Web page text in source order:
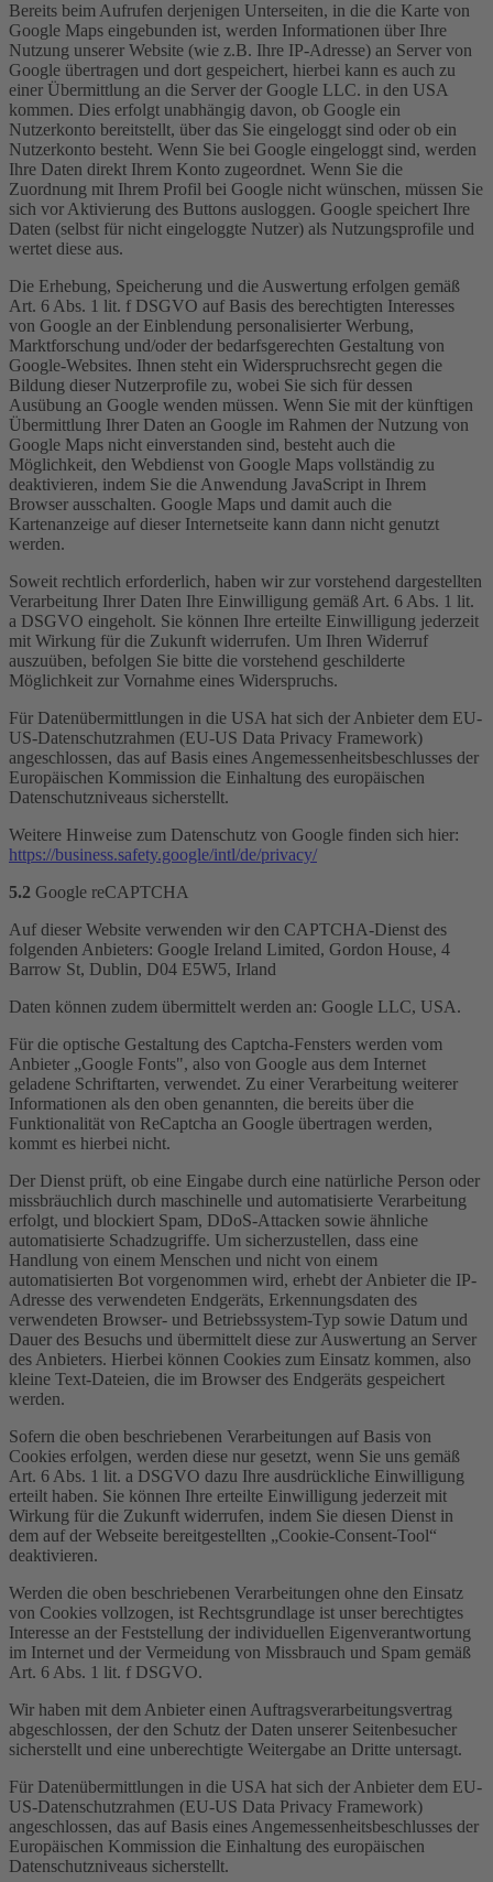
Bereits beim Aufrufen derjenigen Unterseiten, in die die Karte von
Google Maps eingebunden ist, werden Informationen über Ihre
Nutzung unserer Website (wie z.B. Ihre IP-Adresse) an Server von
Google übertragen und dort gespeichert, hierbei kann es auch zu
einer Übermittlung an die Server der Google LLC. in den USA
kommen. Dies erfolgt unabhängig davon, ob Google ein
Nutzerkonto bereitstellt, über das Sie eingeloggt sind oder ob ein
Nutzerkonto besteht. Wenn Sie bei Google eingeloggt sind, werden
Ihre Daten direkt Ihrem Konto zugeordnet. Wenn Sie die
Zuordnung mit Ihrem Profil bei Google nicht wünschen, müssen Sie
sich vor Aktivierung des Buttons ausloggen. Google speichert Ihre
Daten (selbst für nicht eingeloggte Nutzer) als Nutzungsprofile und
wertet diese aus.
Die Erhebung, Speicherung und die Auswertung erfolgen gemäß
Art. 6 Abs. 1 lit. f DSGVO auf Basis des berechtigten Interesses
von Google an der Einblendung personalisierter Werbung,
Marktforschung und/oder der bedarfsgerechten Gestaltung von
Google-Websites. Ihnen steht ein Widerspruchsrecht gegen die
Bildung dieser Nutzerprofile zu, wobei Sie sich für dessen
Ausübung an Google wenden müssen. Wenn Sie mit der künftigen
Übermittlung Ihrer Daten an Google im Rahmen der Nutzung von
Google Maps nicht einverstanden sind, besteht auch die
Möglichkeit, den Webdienst von Google Maps vollständig zu
deaktivieren, indem Sie die Anwendung JavaScript in Ihrem
Browser ausschalten. Google Maps und damit auch die
Kartenanzeige auf dieser Internetseite kann dann nicht genutzt
werden.
Soweit rechtlich erforderlich, haben wir zur vorstehend dargestellten
Verarbeitung Ihrer Daten Ihre Einwilligung gemäß Art. 6 Abs. 1 lit.
a DSGVO eingeholt. Sie können Ihre erteilte Einwilligung jederzeit
mit Wirkung für die Zukunft widerrufen. Um Ihren Widerruf
auszuüben, befolgen Sie bitte die vorstehend geschilderte
Möglichkeit zur Vornahme eines Widerspruchs.
Für Datenübermittlungen in die USA hat sich der Anbieter dem EU-
US-Datenschutzrahmen (EU-US Data Privacy Framework)
angeschlossen, das auf Basis eines Angemessenheitsbeschlusses der
Europäischen Kommission die Einhaltung des europäischen
Datenschutzniveaus sicherstellt.
Weitere Hinweise zum Datenschutz von Google finden sich hier:
https://business.safety.google/intl/de/privacy/
5.2 Google reCAPTCHA
Auf dieser Website verwenden wir den CAPTCHA-Dienst des
folgenden Anbieters: Google Ireland Limited, Gordon House, 4
Barrow St, Dublin, D04 E5W5, Irland
Daten können zudem übermittelt werden an: Google LLC, USA.
Für die optische Gestaltung des Captcha-Fensters werden vom
Anbieter „Google Fonts", also von Google aus dem Internet
geladene Schriftarten, verwendet. Zu einer Verarbeitung weiterer
Informationen als den oben genannten, die bereits über die
Funktionalität von ReCaptcha an Google übertragen werden,
kommt es hierbei nicht.
Der Dienst prüft, ob eine Eingabe durch eine natürliche Person oder
missbräuchlich durch maschinelle und automatisierte Verarbeitung
erfolgt, und blockiert Spam, DDoS-Attacken sowie ähnliche
automatisierte Schadzugriffe. Um sicherzustellen, dass eine
Handlung von einem Menschen und nicht von einem
automatisierten Bot vorgenommen wird, erhebt der Anbieter die IP-
Adresse des verwendeten Endgeräts, Erkennungsdaten des
verwendeten Browser- und Betriebssystem-Typ sowie Datum und
Dauer des Besuchs und übermittelt diese zur Auswertung an Server
des Anbieters. Hierbei können Cookies zum Einsatz kommen, also
kleine Text-Dateien, die im Browser des Endgeräts gespeichert
werden.
Sofern die oben beschriebenen Verarbeitungen auf Basis von
Cookies erfolgen, werden diese nur gesetzt, wenn Sie uns gemäß
Art. 6 Abs. 1 lit. a DSGVO dazu Ihre ausdrückliche Einwilligung
erteilt haben. Sie können Ihre erteilte Einwilligung jederzeit mit
Wirkung für die Zukunft widerrufen, indem Sie diesen Dienst in
dem auf der Webseite bereitgestellten „Cookie-Consent-Tool“
deaktivieren.
Werden die oben beschriebenen Verarbeitungen ohne den Einsatz
von Cookies vollzogen, ist Rechtsgrundlage ist unser berechtigtes
Interesse an der Feststellung der individuellen Eigenverantwortung
im Internet und der Vermeidung von Missbrauch und Spam gemäß
Art. 6 Abs. 1 lit. f DSGVO.
Wir haben mit dem Anbieter einen Auftragsverarbeitungsvertrag
abgeschlossen, der den Schutz der Daten unserer Seitenbesucher
sicherstellt und eine unberechtigte Weitergabe an Dritte untersagt.
Für Datenübermittlungen in die USA hat sich der Anbieter dem EU-
US-Datenschutzrahmen (EU-US Data Privacy Framework)
angeschlossen, das auf Basis eines Angemessenheitsbeschlusses der
Europäischen Kommission die Einhaltung des europäischen
Datenschutzniveaus sicherstellt.